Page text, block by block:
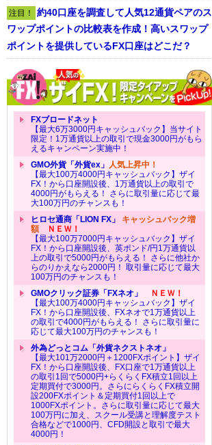
注目！ 約40口座を調査して人気12通貨ペアのス
ワップポイントの比較表を作成！高いスワップ
ポイントを提供しているFX口座はどこだ？
FXブロードネット
【最大6万3000円キャッシュバック】当サイト
限定！1万通貨以上の取引で現金3000円がもら
えるキャンペーン実施中！
GMO外貨「外貨ex」 人気上昇中！
【最大100万4000円キャッシュバック】ザイ
FX！から口座開設後、1万通貨以上の取引で
4000円がもらえる！ さらに取引量に応じて最
大100万円のチャンスも！
ヒロセ通商「LION FX」 キャッシュバック増
額ＮＥＷ！
【最大100万7000円キャッシュバック】ザイ
FX！から口座開設後、英ポンド/円1万通貨以
上の取引で5000円がもらえる！ さらに他社か
らのりかえなら2000円！ 取引量に応じて最大
100万円のチャンスも！
GMOクリック証券「FXネオ」
ＮＥＷ！
【最大100万4000円キャッシュバック】ザイ
FX！から口座開設後、FXネオで1万通貨以上
の取引で4000円がもらえる！ さらに取引量に
応じて最大100万円のチャンスも！
外為どっとコム「外貨ネクストネオ」
【最大101万2000円＋1200FXポイント】ザイ
FX！から口座開設後、FX口座で1万通貨以上
の取引1回で5000円+らくらくFX積立1回以上
定期買付で3000円。さらにらくらくFX積立開
設200FXポイント＆定期買付1回以上で
1000FXポイント。さらに取引量に応じて最大
100万円に加え、スクール受講と理解度テスト
合格などで1000円、CFD開設と取引で最大
4000円！